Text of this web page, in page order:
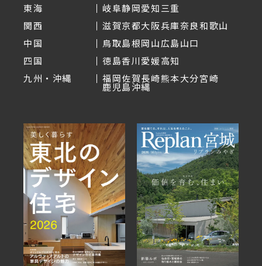
東海
岐阜静岡愛知三重
関西
滋賀京都大阪兵庫奈良和歌山
中国
鳥取島根岡山広島山口
四国
徳島香川愛媛高知
九州・沖縄
福岡佐賀長崎熊本大分宮崎
鹿児島沖縄